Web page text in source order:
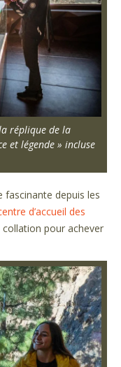
réplique de la
et légende » incluse
fascinante depuis les
d’accueil des
collation pour achever